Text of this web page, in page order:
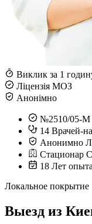
Виклик за 1
Ліцензія МОЗ
Анонімно
№2510/05-М
14 Врачей-
Анонимно
Стационар
18 Лет опыта
Локальное покрытие
Выезд из